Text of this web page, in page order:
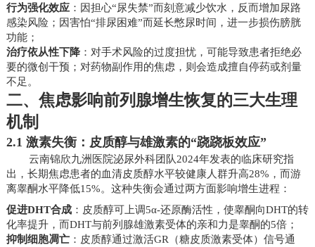
行为强化效应：因担心“尿失禁”而刻意减少饮水，反而增加尿路
感染风险；因害怕“排尿困难”而延长憋尿时间，进一步损伤膀胱
功能；
治疗依从性下降：对手术风险的过度担忧，可能导致患者拒绝必
要的微创干预；对药物副作用的焦虑，则会造成擅自停药或剂量
不足。
二、焦虑影响前列腺增生恢复的三大生理
机制
2.1 激素失衡：皮质醇与雄激素的“跷跷板效应”
云南锦欣九洲医院泌尿外科团队2024年发表的临床研究指
出，长期焦虑患者的血清皮质醇水平较健康人群升高28%，而游
离睾酮水平降低15%。这种失衡会通过两方面影响增生进程：
促进DHT合成：皮质醇可上调5α-还原酶活性，使睾酮向DHT的转
化率提升，而DHT与前列腺雄激素受体的亲和力是睾酮的5倍；
抑制细胞凋亡：皮质醇通过激活GR（糖皮质激素受体）信号通